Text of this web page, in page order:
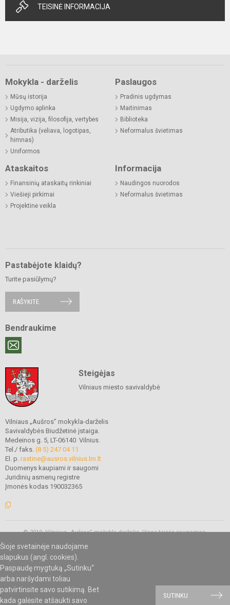
Šioje svetainėje naudojame
slapukus (angl. cookies).
Paspaudę mygtuką „Sutinku“
arba naršydami toliau
patvirtinsite savo sutikimą. Bet
kada galėsite atšaukti savo
SUTINKU
TEISINĖ INFORMACIJA
Mokykla - darželis
Mūsų istorija
Ugdymo aplinka
Misija, vizija, filosofija, vertybės
Atributika (vėliava, logotipas,
himnas)
Uniformos
Paslaugos
Pradinis ugdymas
Maitinimas
Biblioteka
Neformalus švietimas
Ataskaitos
Finansinių ataskaitų rinkiniai
Viešieji pirkimai
Projektinė veikla
Informacija
Naudingos nuorodos
Neformalus švietimas
Pastabėjote klaidų?
Turite pasiūlymų?
RAŠYKITE
Bendraukime
Steigėjas
Vilniaus miesto savivaldybė
Vilniaus „Aušros” mokykla-darželis
Savivaldybės Biudžetinė įstaiga.
Medeinos g. 5, LT-06140 Vilnius.
Tel./ faks. (8 5) 247 04 11
El. p. rastine@ausros.vilnius.lm.lt
Duomenys kaupiami ir saugomi
Juridinių asmenų registre
Įmonės kodas 190032365
© 2019. Vilniaus „Aušros” mokykla-darželis. Visos teisės saugomos.
SVETAINESMOKYKLOMS.LT